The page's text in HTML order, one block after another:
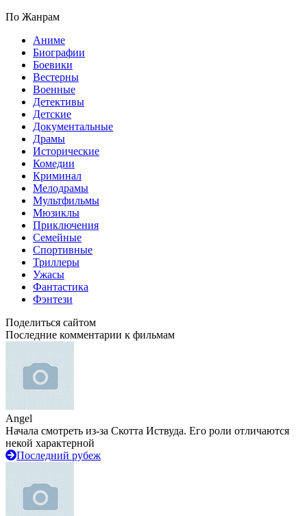
По Жанрам
Аниме
Биографии
Боевики
Вестерны
Военные
Детективы
Детские
Документальные
Драмы
Исторические
Комедии
Криминал
Мелодрамы
Мультфильмы
Мюзиклы
Приключения
Семейные
Спортивные
Триллеры
Ужасы
Фантастика
Фэнтези
Поделиться сайтом
Последние комментарии к фильмам
Angel
Начала смотреть из-за Скотта Иствуда. Его роли отличаются
некой характерной
Последний рубеж